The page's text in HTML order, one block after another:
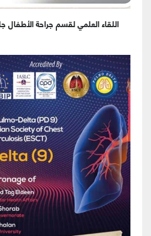
اللقاء العلمي لقسم جراحة الأطفال